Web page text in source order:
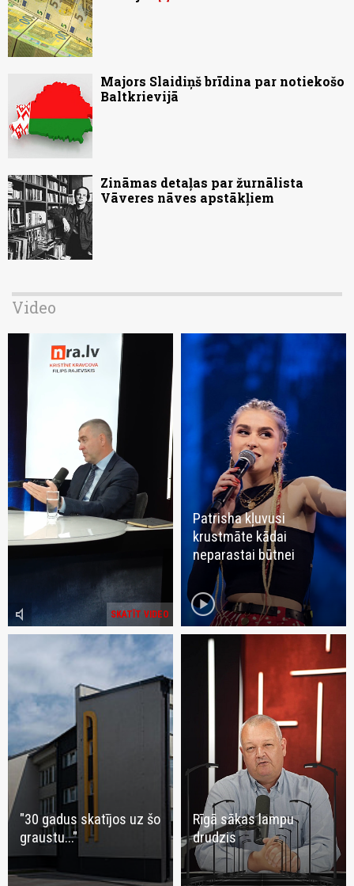
Majors Slaidiņš brīdina par notiekošo
Baltkrievijā
Zināmas detaļas par žurnālista
Vāveres nāves apstākļiem
Video
SKATĪT VIDEO
volume_mute
Patrisha kļuvusi
krustmāte kādai
neparastai būtnei
play_circle
"30 gadus skatījos uz šo
graustu..."
Rīgā sākas lampu
drudzis